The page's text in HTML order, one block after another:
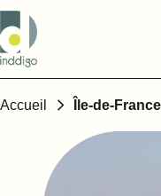
Accueil Île-de-France